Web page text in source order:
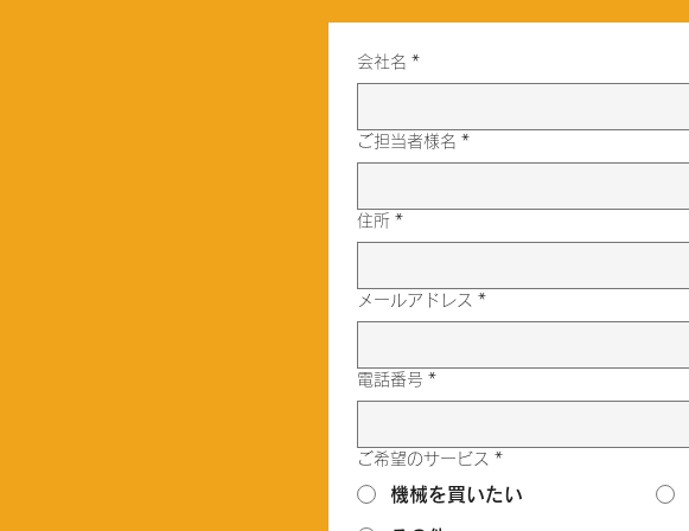
会社名 *
ご担当者様名 *
住所 *
メールアドレス *
電話番号 *
ご希望のサービス *
機械を買いたい